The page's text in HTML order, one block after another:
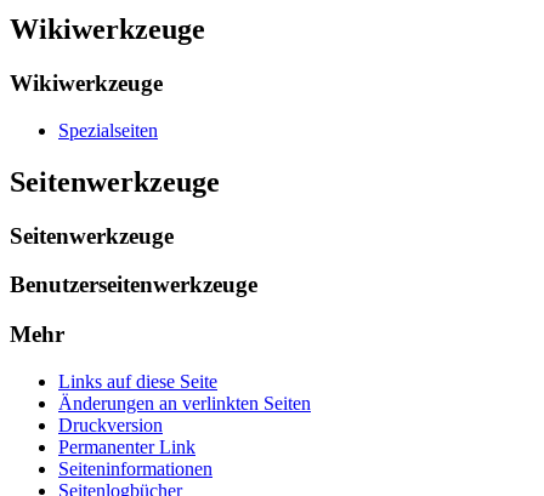
Wikiwerkzeuge
Wikiwerkzeuge
Spezialseiten
Seitenwerkzeuge
Seitenwerkzeuge
Benutzerseitenwerkzeuge
Mehr
Links auf diese Seite
Änderungen an verlinkten Seiten
Druckversion
Permanenter Link
Seiten­­informationen
Seitenlogbücher